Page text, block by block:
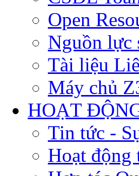
Open
Nguồn lực
Tài liệu
Máy chủ
HOẠT
Tin tức -
Hoạt động